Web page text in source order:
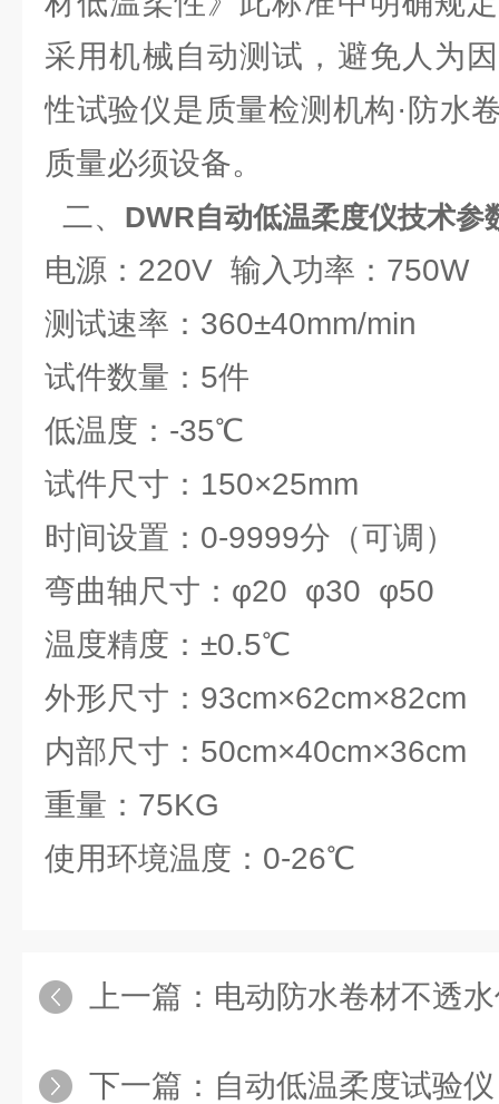
采用机械自动测试，避免人为
性试验仪是质量检测机构·防水
质量必须设备。
二、 DWR自动低温柔度仪技术参
电源：220V 输入功率：
测试速率：360±40mm/min
试件数量：5件
低温度：-35℃
试件尺寸：150×25mm
时间设置：0-9999分（可调）
弯曲轴尺寸：φ20 φ30 φ50
温度精度：±0.5℃
外形尺寸：93cm×62cm×82cm
内部尺寸：
重量：75KG
使用环境温度：0-26℃
上一篇： 电动防水卷材不透
下一篇： 自动低温柔度试验仪